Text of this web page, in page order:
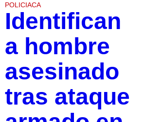
POLICIACA
Identifican
a hombre
asesinado
tras ataque